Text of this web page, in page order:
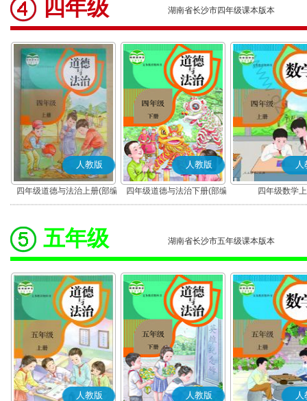
四年级 湖南省长沙市四年级课本版本
人教版
四年级道德与法治上册(部编
版)
人教版
四年级道德与法治下册(部编
版)
人
四年级数学
五年级 湖南省长沙市五年级课本版本
人教版 人教版 人